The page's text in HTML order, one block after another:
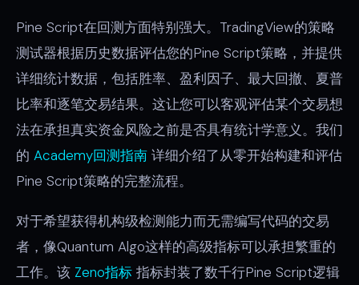
Pine Script在回测方面特别强大。TradingView的策略
测试器根据历史数据评估您的Pine Script策略，并提供
详细统计数据，包括胜率、盈利因子、最大回撤、夏普
比率和逐笔交易结果。这让您可以客观评估某个交易想
法在承担真实资金风险之前是否具有统计学意义。我们
的 Academy回测指南 详细介绍了从零开始构建和评估
Pine Script策略的完整流程。
对于希望获得机构级检测能力而无需编写代码的交易
者，像Quantum Algo这样的高级指标可以承担繁重的
工作。该 Zeno指标 指标封装了数千行Pine Script逻辑